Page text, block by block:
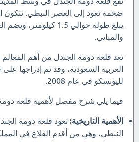
ضخمة تعود إلى العصر النبطي.
يبلغ طوله حوالي 1.5
والمباني.
تعد قلعة دومة الجندل من أهم المعالم
العربية السعودية، وقد تم إدراجها على
لليونسكو في عام 2008.
فيما يلي شرح مفصل لأهمية قلعة
الأهمية التاريخية: تعود قلعة دومة
النبطي، وهي من أقدم القلاع في